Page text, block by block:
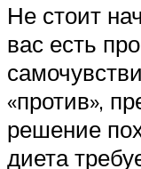
Не стоит
вас есть
«против»,
решение
диета